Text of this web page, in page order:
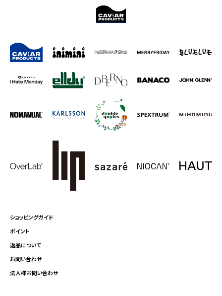
ショッピングガイド
ポイント
返品について
お問い合わせ
法人様お問い合わせ